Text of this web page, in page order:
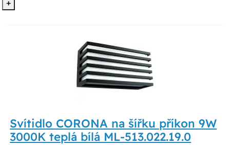
+
Svítidlo CORONA na šířku příkon 9W
3000K teplá bílá ML-513.022.19.0